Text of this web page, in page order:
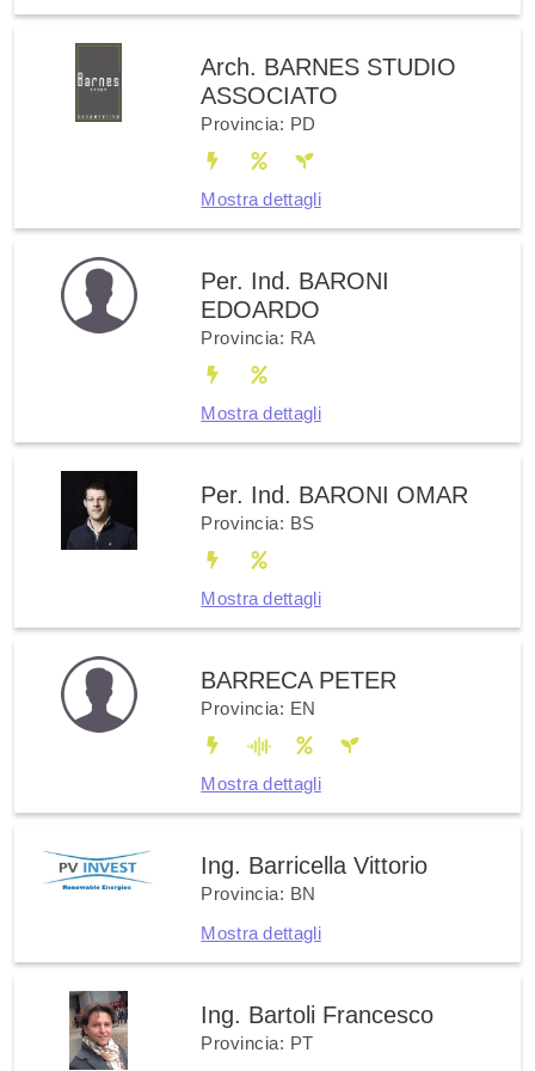
Arch. BARNES STUDIO
ASSOCIATO
Provincia: PD
Mostra dettagli
Per. Ind. BARONI
EDOARDO
Provincia: RA
Mostra dettagli
Per. Ind. BARONI OMAR
Provincia: BS
Mostra dettagli
BARRECA PETER
Provincia: EN
Mostra dettagli
Ing. Barricella Vittorio
Provincia: BN
Mostra dettagli
Ing. Bartoli Francesco
Provincia: PT